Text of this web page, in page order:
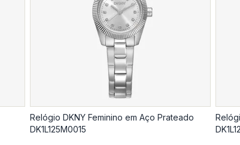
Relógio DKNY Feminino em Aço Prateado
DK1L125M0015